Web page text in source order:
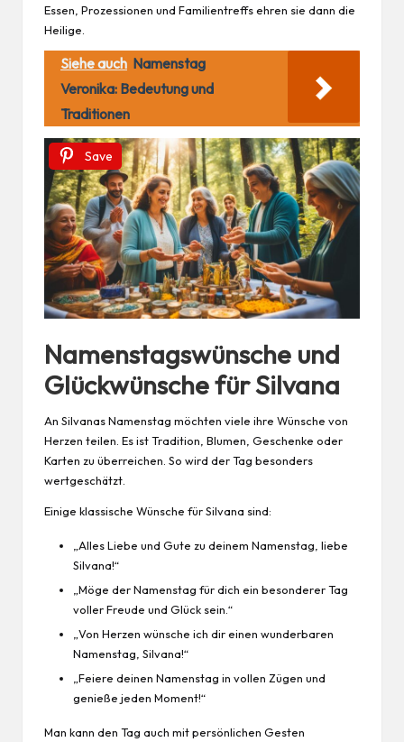
Essen, Prozessionen und Familientreffs ehren sie dann die
Heilige.
Siehe auch Namenstag
Veronika: Bedeutung und
Traditionen
Save
Namenstagswünsche und
Glückwünsche für Silvana
An Silvanas Namenstag möchten viele ihre Wünsche von
Herzen teilen. Es ist Tradition, Blumen, Geschenke oder
Karten zu überreichen. So wird der Tag besonders
wertgeschätzt.
Einige klassische Wünsche für Silvana sind:
„Alles Liebe und Gute zu deinem Namenstag, liebe
Silvana!“
„Möge der Namenstag für dich ein besonderer Tag
voller Freude und Glück sein.“
„Von Herzen wünsche ich dir einen wunderbaren
Namenstag, Silvana!“
„Feiere deinen Namenstag in vollen Zügen und
genieße jeden Moment!“
Man kann den Tag auch mit persönlichen Gesten